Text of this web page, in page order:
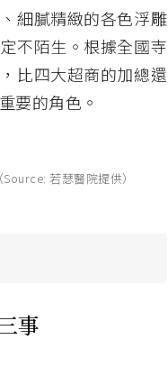
細膩精緻的各色浮雕
不陌生。根據全國寺
比四大超商的加總還
要的角色。
若瑟醫院提供）
事